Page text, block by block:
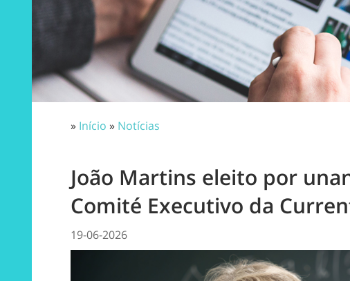
» Início » Notícias
João Martins eleito por
Comité Executivo da
19-06-2026